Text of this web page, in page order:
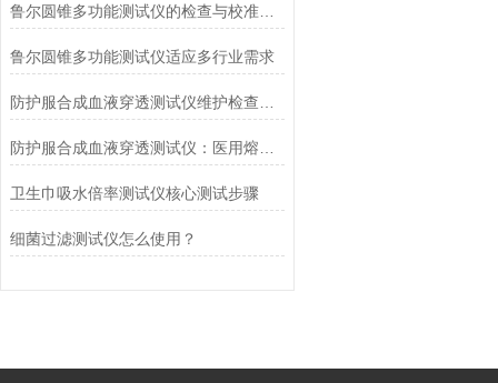
鲁尔圆锥多功能测试仪的检查与校准流程
鲁尔圆锥多功能测试仪适应多行业需求
卫生巾吸水倍率测试仪核心测试步骤
细菌过滤测试仪怎么使用？